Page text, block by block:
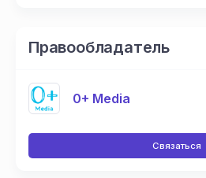
Правообладатель
0+ Media
Связаться